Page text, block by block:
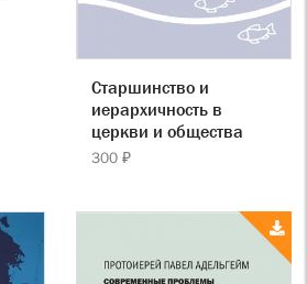
Старшинство и
иерархичность в
церкви и общества
300 ₽